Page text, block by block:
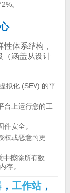
。
性体系结构，
（涵盖从设计
拟化 (SEV) 的平
台上运行您的工
件安全。
权或恶意的更
中擦除所有数
存。
， 工作站，